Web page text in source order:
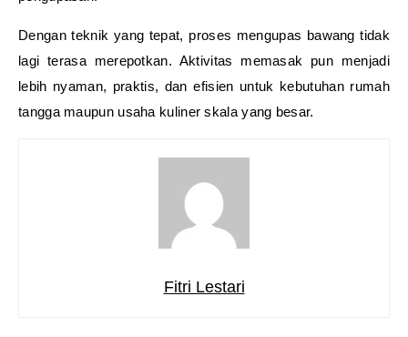
Dengan teknik yang tepat, proses mengupas bawang tidak
lagi terasa merepotkan. Aktivitas memasak pun menjadi
lebih nyaman, praktis, dan efisien untuk kebutuhan rumah
tangga maupun usaha kuliner skala yang besar.
Fitri Lestari